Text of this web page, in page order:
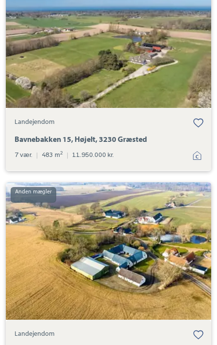
Højelt,
3230
Græsted
Landejendom
Bavnebakken 15, Højelt, 3230 Græsted
7 vær. | 483 m2 | 11.950.000 kr.
Landejendom:
Toftegårdsvej
2,
Bakkebjerg,
3230
Græsted
Landejendom